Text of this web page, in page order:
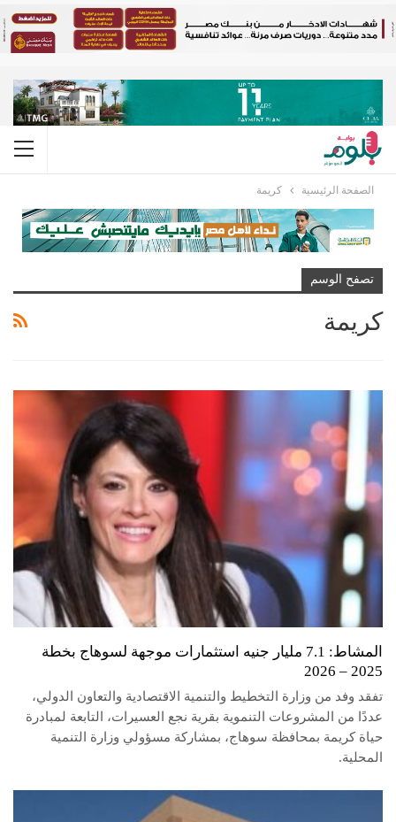
الصفحة الرئيسية كريمة
تصفح الوسم
كريمة
المشاط: 7.1 مليار جنيه استثمارات موجهة لسوهاج بخطة
2025 – 2026
تفقد وفد من وزارة التخطيط والتنمية الاقتصادية والتعاون الدولي،
عددًا من المشروعات التنموية بقرية نجع العسيرات، التابعة لمبادرة
حياة كريمة بمحافظة سوهاج، بمشاركة مسؤولي وزارة التنمية
المحلية.